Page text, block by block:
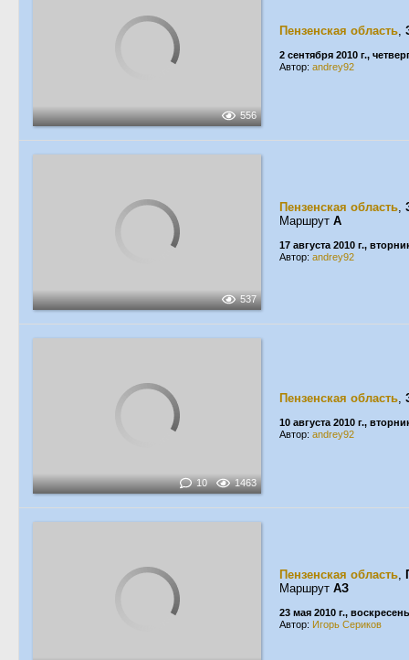
556
Пензенская область,
2 сентября 2010 г.,
Автор: andrey92
537
Пензенская область,
Маршрут А
17 августа 2010 г.,
Автор: andrey92
10 1463
Пензенская область,
10 августа 2010 г.,
Автор: andrey92
Пензенская область,
Маршрут АЗ
23 мая 2010 г.,
Автор: Игорь Сериков